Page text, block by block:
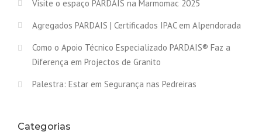
Visite o espaço PARDAIS na Marmomac 2025
Agregados PARDAIS | Certificados IPAC em Alpendorada
Como o Apoio Técnico Especializado PARDAIS® Faz a
Diferença em Projectos de Granito
Palestra: Estar em Segurança nas Pedreiras
Categorias